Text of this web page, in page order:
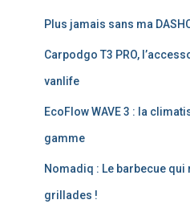
Plus jamais sans ma
Carpodgo T3 PRO,
vanlife
EcoFlow WAVE 3 : la
gamme
Nomadiq : Le barbecue
grillades !